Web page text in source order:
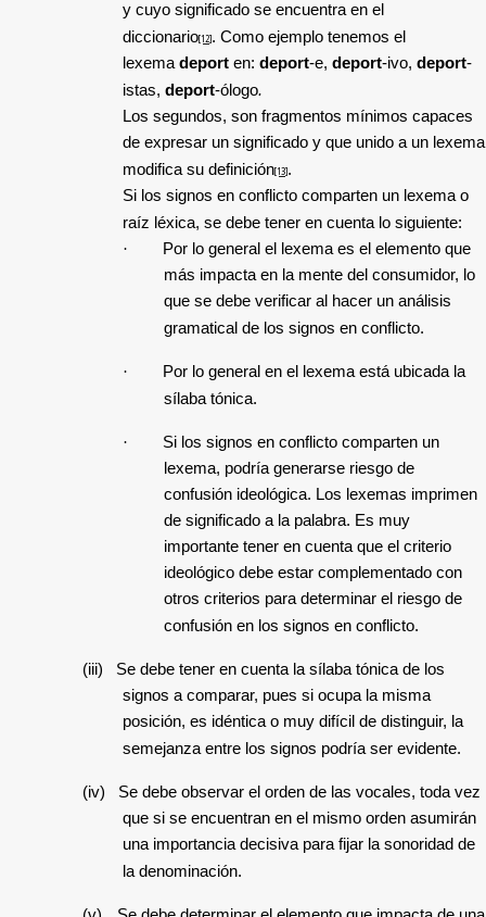
y cuyo significado se encuentra en el
diccionario[12]. Como ejemplo tenemos el
lexema deport en: deport-e, deport-ivo, deport-
istas, deport-ólogo.
Los segundos, son fragmentos mínimos capaces
de expresar un significado y que unido a un lexema
modifica su definición[13].
Si los signos en conflicto comparten un lexema o
raíz léxica, se debe tener en cuenta lo siguiente:
·
Por lo general el lexema es el elemento que
más impacta en la mente del consumidor, lo
que se debe verificar al hacer un análisis
gramatical de los signos en conflicto.
·
Por lo general en el lexema está ubicada la
sílaba tónica.
·
Si los signos en conflicto comparten un
lexema, podría generarse riesgo de
confusión ideológica. Los lexemas imprimen
de significado a la palabra. Es muy
importante tener en cuenta que el criterio
ideológico debe estar complementado con
otros criterios para determinar el riesgo de
confusión en los signos en conflicto.
(iii)
Se debe tener en cuenta la sílaba tónica de los
signos a comparar, pues si ocupa la misma
posición, es idéntica o muy difícil de distinguir, la
semejanza entre los signos podría ser evidente.
(iv)
Se debe observar el orden de las vocales, toda vez
que si se encuentran en el mismo orden asumirán
una importancia decisiva para fijar la sonoridad de
la denominación.